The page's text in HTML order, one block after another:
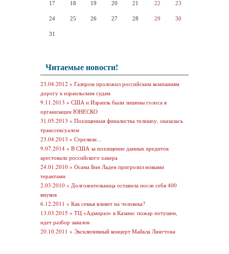
17 18 19 20 21 22 23
24 25 26 27 28 29 30
31
Читаемые новости!
23.04.2012 » Газпром проложил российским компаниям
дорогу к израильским судам
9.11.2013 » США и Израиль были лишены голоса в
организации ЮНЕСКО
31.05.2013 » Похищенная финалистка телешоу, оказалась
транссексуалом
23.04.2013 » Стреляли…
9.07.2014 » В США за похищение данных кредиток
арестовали российского хакера
24.01.2010 » Осама Бин Ладен пригрозил новыми
терактами
2.03.2010 » Долгожительница оставила после себя 400
внуков
6.12.2011 » Как семья влияет на человека?
13.03.2015 » ТЦ «Адмирал» в Казани: пожар потушен,
идет разбор завалов
20.10.2011 » Эксклюзивный концерт Майкла Лингтона